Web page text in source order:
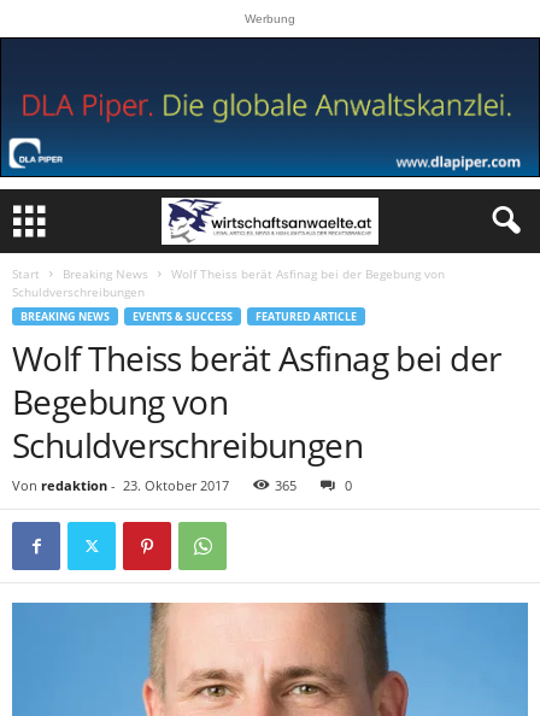
Werbung
Start Breaking News
Wolf Theiss berät Asfinag bei der Begebung von
Schuldverschreibungen
BREAKING NEWS EVENTS & SUCCESS FEATURED ARTICLE
Wolf Theiss berät Asfinag bei der
Begebung von
Schuldverschreibungen
Von redaktion - 23. Oktober 2017 365 0